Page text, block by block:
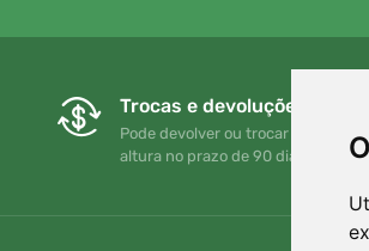
Trocas e devoluções
Pode devolver ou trocar a sua
altura no prazo de 90 dias